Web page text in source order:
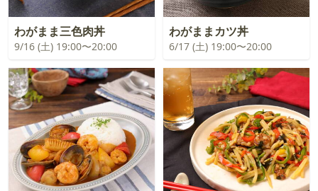
わがまま三色肉丼
9/16 (土) 19:00〜20:00
わがままカツ丼
6/17 (土) 19:00〜20:00